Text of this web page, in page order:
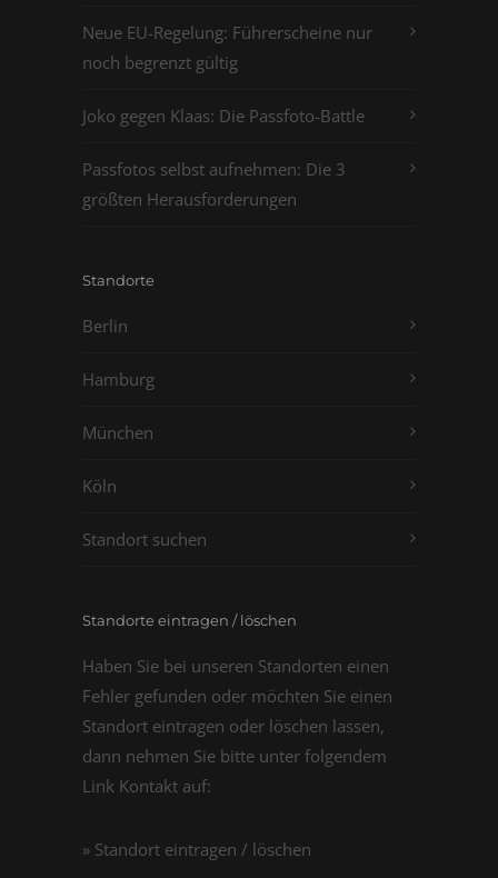
Neue EU-Regelung: Führerscheine nur
noch begrenzt gültig
Joko gegen Klaas: Die Passfoto-Battle
Passfotos selbst aufnehmen: Die 3
größten Herausforderungen
Standorte
Berlin
Hamburg
München
Köln
Standort suchen
Standorte eintragen / löschen
Haben Sie bei unseren Standorten einen
Fehler gefunden oder möchten Sie einen
Standort eintragen oder löschen lassen,
dann nehmen Sie bitte unter folgendem
Link Kontakt auf:
» Standort eintragen / löschen